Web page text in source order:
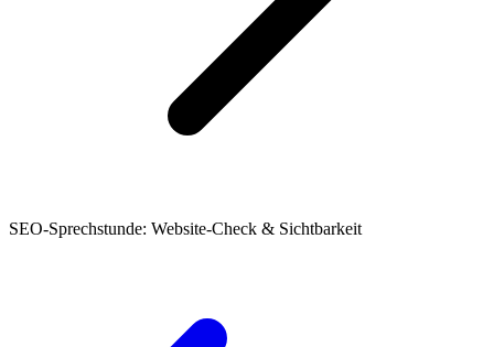
SEO-Sprechstunde: Website-Check & Sichtbarkeit